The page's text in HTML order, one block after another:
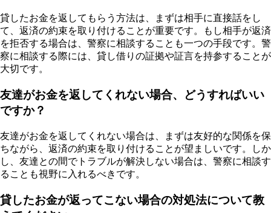
貸したお金を返してもらう方法は、まずは相手に直接話をし
て、返済の約束を取り付けることが重要です。もし相手が返済
を拒否する場合は、警察に相談することも一つの手段です。警
察に相談する際には、貸し借りの証拠や証言を持参することが
大切です。
友達がお金を返してくれない場合、どうすればいい
ですか？
友達がお金を返してくれない場合は、まずは友好的な関係を保
ちながら、返済の約束を取り付けることが望ましいです。しか
し、友達との間でトラブルが解決しない場合は、警察に相談す
ることも視野に入れるべきです。
貸したお金が返ってこない場合の対処法について教